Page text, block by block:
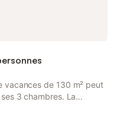
vacances de 130 m² peut
3 chambres. La
offrant un
détente avec vue sur le